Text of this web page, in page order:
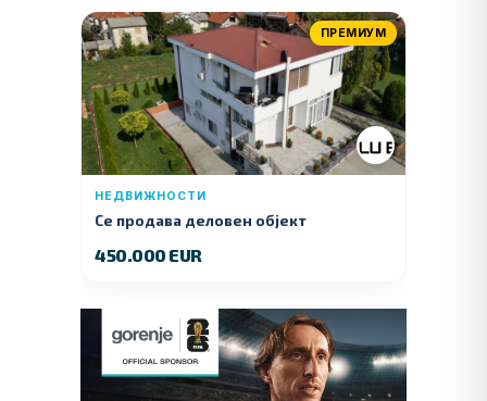
ПРЕМИУМ
НЕДВИЖНОСТИ
Се продава деловен објект
450.000 EUR